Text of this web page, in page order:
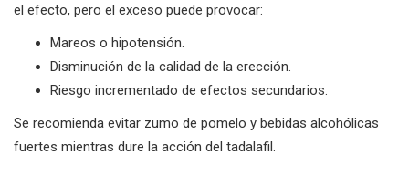
el efecto, pero el exceso puede provocar:
Mareos o hipotensión.
Disminución de la calidad de la erección.
Riesgo incrementado de efectos secundarios.
Se recomienda evitar zumo de pomelo y bebidas alcohólicas
fuertes mientras dure la acción del tadalafil.